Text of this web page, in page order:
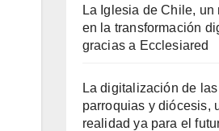
La Iglesia de Chile, un
en la transformación
gracias a Ecclesiared
La digitalización de las
parroquias y diócesis,
realidad ya para el